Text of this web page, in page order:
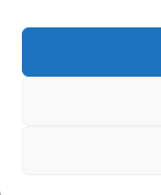
Utviklet av